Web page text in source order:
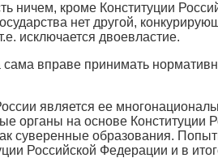
ничем, кроме Конституции
нет другой,
исключается двоевластие.
сама вправе принимать
является ее
органы на основе
суверенные образования.
Российской Федерации и в